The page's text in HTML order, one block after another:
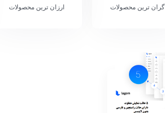
گران ترین محصولات ارزان ترین محصولات